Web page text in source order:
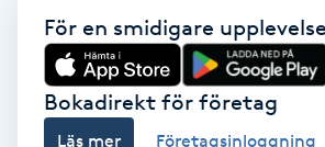
Volymfransar
Vårtor
För en smidigare upplevelse
Bokadirekt för företag
Läs mer Företagsinloggning